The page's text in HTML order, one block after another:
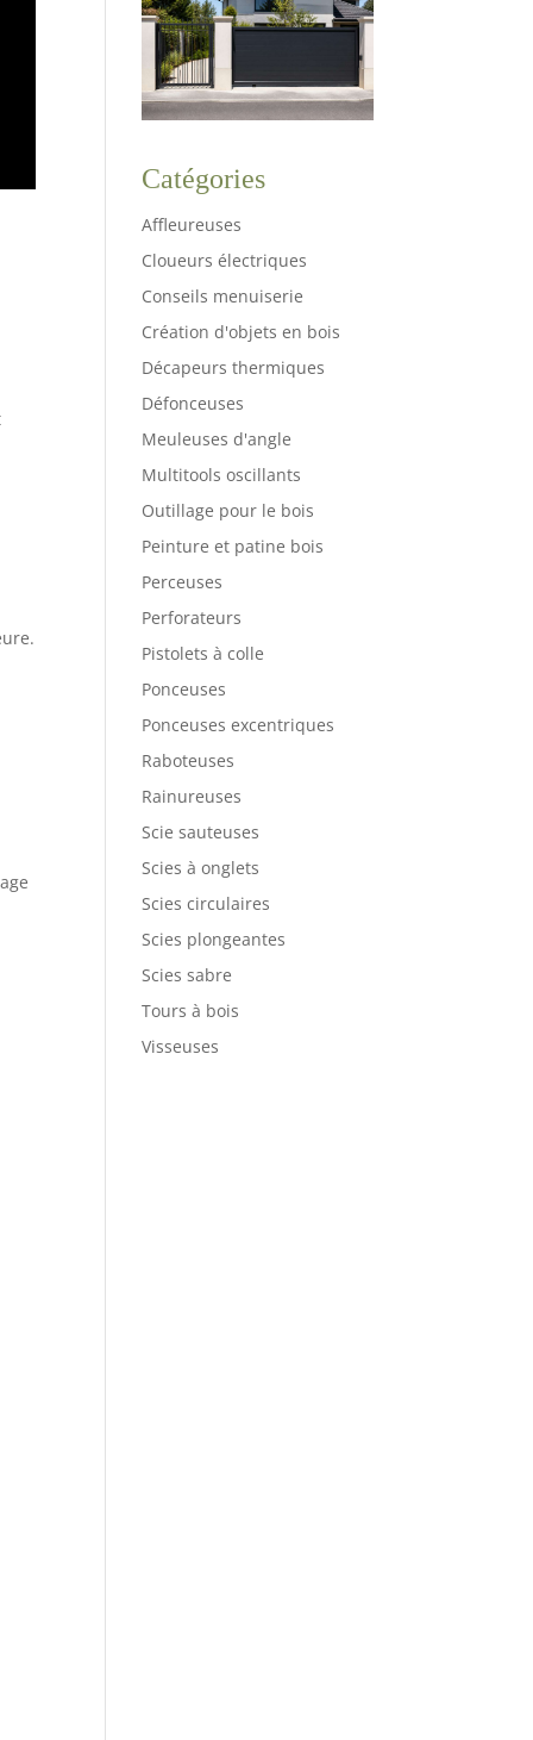
Catégories
Affleureuses
Cloueurs électriques
Conseils menuiserie
Création d'objets en bois
Décapeurs thermiques
Défonceuses
Meuleuses d'angle
Multitools oscillants
Outillage pour le bois
Peinture et patine bois
Perceuses
Perforateurs
Pistolets à colle
Ponceuses
Ponceuses excentriques
Raboteuses
Rainureuses
Scie sauteuses
Scies à onglets
Scies circulaires
Scies plongeantes
Scies sabre
Tours à bois
Visseuses